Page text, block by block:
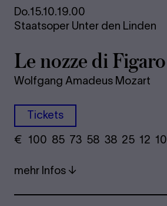
Do.15.10.19.00
Staatsoper Unter den Linden
Le nozze di Fi­ga­ro
Wolfgang Amadeus Mozart
Tickets
€ ​ 100 85 73​ 58 38 25​ 12 10
mehr Infos